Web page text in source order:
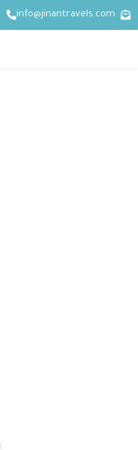
info@jinantravels.com